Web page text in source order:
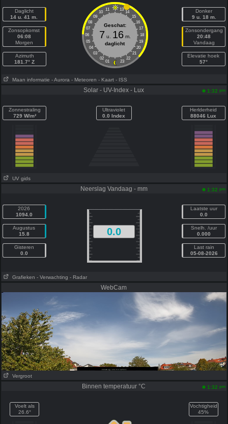
Daglicht
14 u. 41 m.
Zonsopkomst
06:08
Morgen
Azimuth
181.7° Z
11 13
10
14
09
15
08
16
07
17
06
18
05
19
04
20
03
21
02
22
01 23
Geschat:
7 u. 16m.
daglicht
Donker
9 u. 18 m.
Zonsondergang
20:48
Vandaag
Elevatie hoek
57°
Maan informatie - Aurora - Meteoren - Kaart - ISS
Solar - UV-Index - Lux 1:32 pm
Zonnestraling
729 W/m²
Ultraviolet
0.0 Index
Herlderheid
88046 Lux
UV gids
Neerslag Vandaag - mm 1:32 pm
2026
1094.0
Augustus
15.8
Gisteren
0.0
0.0
Laatste uur
0.0
Snelh. /uur
0.000
Last rain
05-08-2026
Grafieken - Verwachting - Radar
WebCam
Vergroot
Binnen temperatuur °C 1:32 pm
Voelt als
26.6°
Vochtigheid
45%